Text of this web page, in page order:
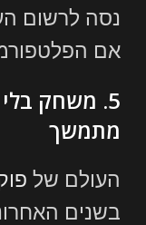
נסה לרשום
אם
5. משחק
מתמשך
העולם של
בשנים